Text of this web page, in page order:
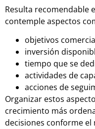
Resulta recomendable
contemple aspectos
objetivos
inversión
tiempo que se
actividades de
acciones de
Organizar estos
crecimiento más
decisiones conforme el